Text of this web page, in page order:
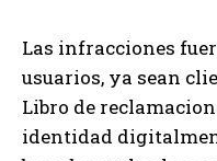
Las infracciones
usuarios, ya sean
Libro de
identidad